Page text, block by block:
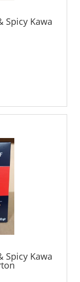
Spicy Kawa
Spicy Kawa